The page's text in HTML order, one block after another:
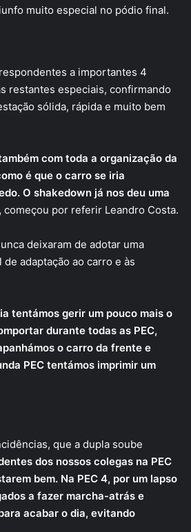
muito especial no pódio final.
a importantes 4
restantes especiais, confirmando
sólida, rápida e muito bem
com toda a organização da
é que o carro se iria
O shakedown já nos deu uma
começou por referir Leandro Costa.
deixaram de adotar uma
adaptação ao carro e às
tentámos gerir um pouco mais o
durante todas as PEC,
o carro da frente e
PEC tentámos imprimir um
que a dupla soube
dos nossos colegas na PEC
bem. Na PEC 4, por um lapso
a fazer marcha-atrás e
acabar o dia, evitando